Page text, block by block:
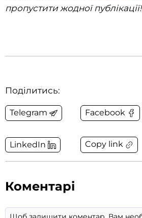
пропустити жодної публікації!
Поділитись:
Telegram Facebook
LinkedIn Copy link
Коментарі